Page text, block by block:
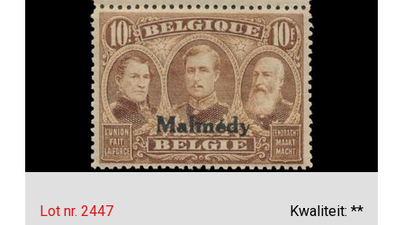
Lot nr. 2447 Kwaliteit: **